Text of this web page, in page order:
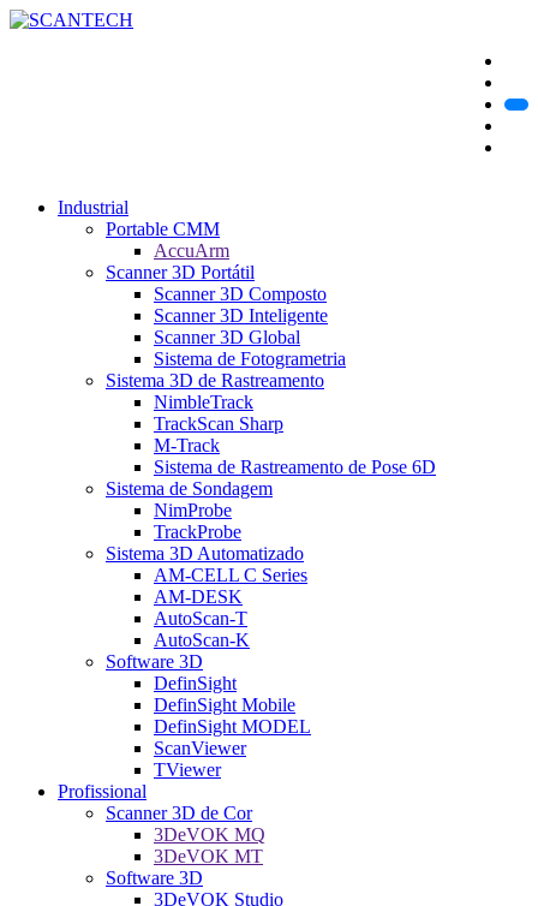
Industrial
Portable CMM
AccuArm
Scanner 3D Portátil
Scanner 3D Composto
Scanner 3D Inteligente
Scanner 3D Global
Sistema de Fotogrametria
Sistema 3D de Rastreamento
NimbleTrack
TrackScan Sharp
M-Track
Sistema de Rastreamento de Pose 6D
Sistema de Sondagem
NimProbe
TrackProbe
Sistema 3D Automatizado
AM-CELL C Series
AM-DESK
AutoScan-T
AutoScan-K
Software 3D
DefinSight
DefinSight Mobile
DefinSight MODEL
ScanViewer
TViewer
Profissional
Scanner 3D de Cor
3DeVOK MQ
3DeVOK MT
Software 3D
3DeVOK Studio